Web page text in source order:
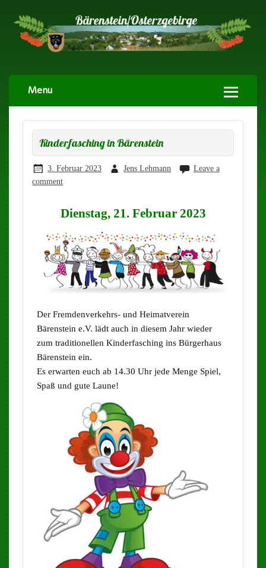
Menu
Kinderfasching in Bärenstein
3. Februar 2023 Jens Lehmann
Leave a
comment
Dienstag, 21. Februar 2023
Der Fremdenverkehrs- und Heimatverein
Bärenstein e.V. lädt auch in diesem Jahr wieder
zum traditionellen Kinderfasching ins Bürgerhaus
Bärenstein ein.
Es erwarten euch ab 14.30 Uhr jede Menge Spiel,
Spaß und gute Laune!